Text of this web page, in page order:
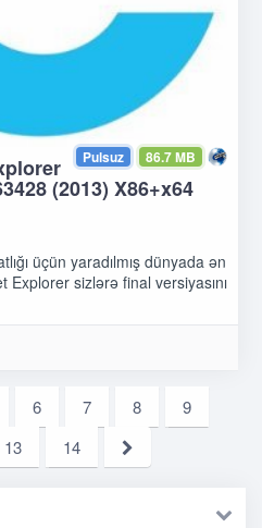
86.7 MB
Pulsuz
(2013) X86+x64
üçün yaradılmış dünyada ən
sizlərə final versiyasını
6 7 8
9
13 14